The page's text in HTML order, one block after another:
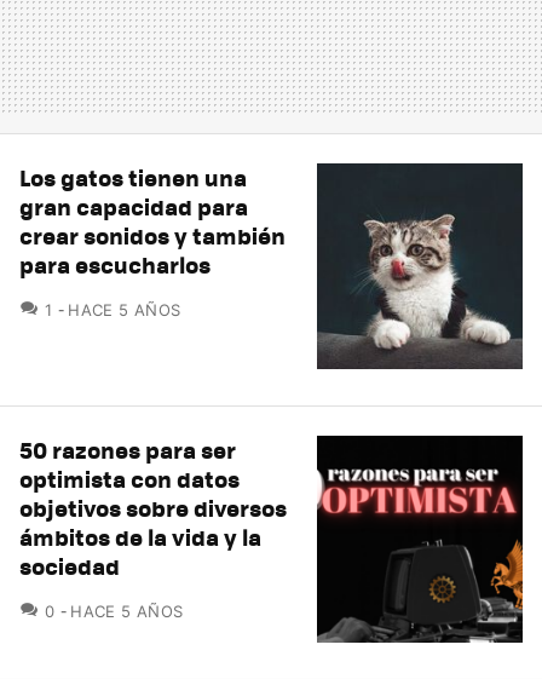
Los gatos tienen una
gran capacidad para
crear sonidos y también
para escucharlos
1 COMENTARIOS
HACE 5 AÑOS
50 razones para ser
optimista con datos
objetivos sobre diversos
ámbitos de la vida y la
sociedad
0 COMENTARIOS
HACE 5 AÑOS